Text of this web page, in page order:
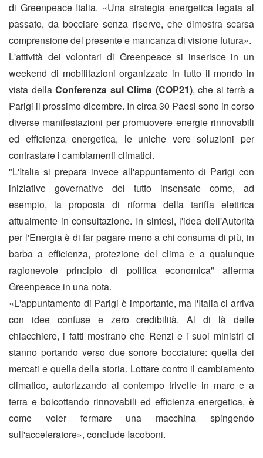
di Greenpeace Italia. «Una strategia energetica legata al
passato, da bocciare senza riserve, che dimostra scarsa
comprensione del presente e mancanza di visione futura».
L'attività dei volontari di Greenpeace si inserisce in un
weekend di mobilitazioni organizzate in tutto il mondo in
vista dellaConferenza sul Clima (COP21), che si terrà a
Parigi il prossimo dicembre. In circa 30 Paesi sono in corso
diverse manifestazioni per promuovere energie rinnovabili
ed efficienza energetica, le uniche vere soluzioni per
contrastare i cambiamenti climatici.
"L'Italia si prepara invece all'appuntamento di Parigi con
iniziative governative del tutto insensate come, ad
esempio, la proposta di riforma della tariffa elettrica
attualmente in consultazione. In sintesi, l'idea dell'Autorità
per l'Energia è di far pagare meno a chi consuma di più, in
barba a efficienza, protezione del clima e a qualunque
ragionevole principio di politica economica" afferma
Greenpeace in una nota.
«L'appuntamento di Parigi è importante, ma l'Italia ci arriva
con idee confuse e zero credibilità. Al di là delle
chiacchiere, i fatti mostrano che Renzi e i suoi ministri ci
stanno portando verso due sonore bocciature: quella dei
mercati e quella della storia. Lottare contro il cambiamento
climatico, autorizzando al contempo trivelle in mare e a
terra e boicottando rinnovabili ed efficienza energetica, è
come voler fermare una macchina spingendo
sull'acceleratore», conclude Iacoboni.